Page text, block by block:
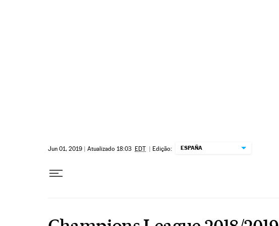
Jun 01, 2019 | Atualizado 18:03 EDT | Edição: ESPAÑA